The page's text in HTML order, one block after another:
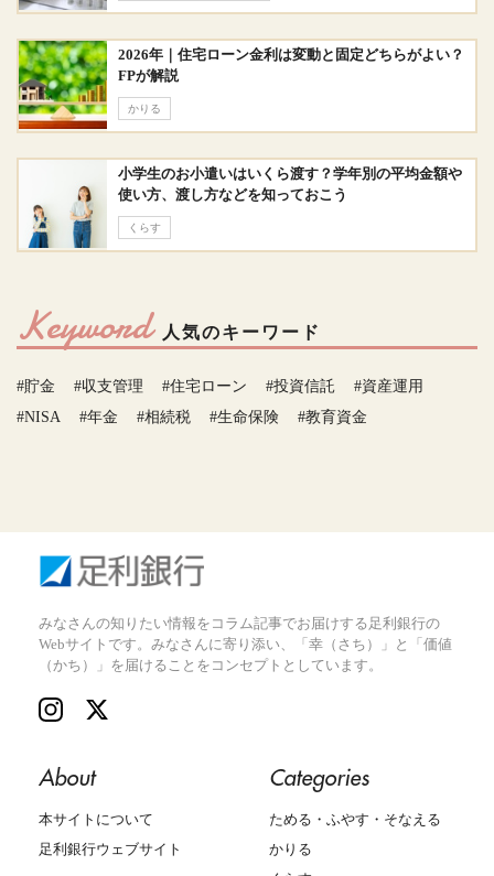
2026年｜住宅ローン金利は変動と固定どちらがよい？
FPが解説
かりる
小学生のお小遣いはいくら渡す？学年別の平均金額や
使い方、渡し方などを知っておこう
くらす
Keyword 人気のキーワード
#貯金 #収支管理 #住宅ローン #投資信託
#資産運用
#NISA
#年金 #相続税 #生命保険 #教育資金
みなさんの知りたい情報をコラム記事でお届けする足利銀行の
Webサイトです。みなさんに寄り添い、「幸（さち）」と「価値
（かち）」を届けることをコンセプトとしています。
About
本サイトについて
足利銀行ウェブサイト
Categories
ためる・ふやす・そなえる
かりる